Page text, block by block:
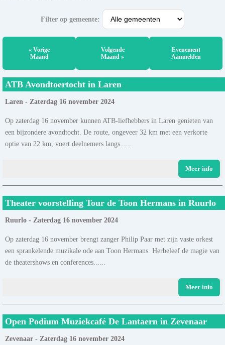
Filter op gemeente:
« Vorige
Maand
Volgende
Maand »
Evenement
Aanmelden
ATB Avondtoertocht in Laren
Laren - Zaterdag 16 november 2024
Op zaterdag 16 november kunnen ATB-liefhebbers in Laren genieten van
een bijzondere avondtocht. De route, ongeveer 32 km met een verkorte
optie van 22 km, voert deelnemers langs......
Meer info
Theater voorstelling Tour de Toon Hermans in Ruurlo
Ruurlo - Zaterdag 16 november 2024
Op zaterdag 16 november brengt zanger Philip Paar met zijn vaste orkest
een sprankelende muzikale ode aan Toon Hermans. Herbeleef de magie van
de theatershows en conferences......
Meer info
Open Podium Muziekcafé De Lantaern in Zevenaar
Zevenaar - Zaterdag 16 november 2024